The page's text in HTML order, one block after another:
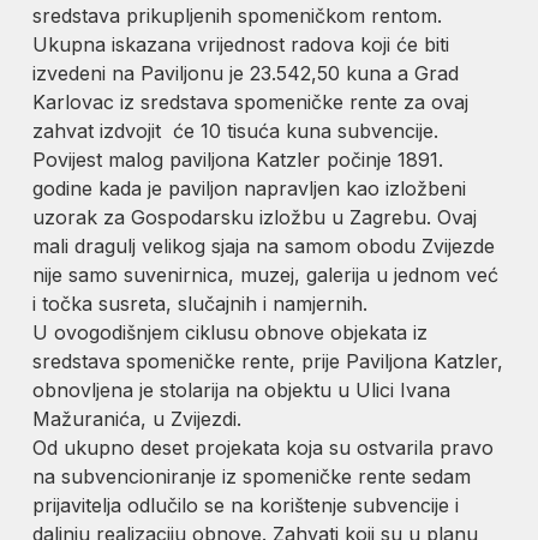
sredstava prikupljenih spomeničkom rentom.
Ukupna iskazana vrijednost radova koji će biti
izvedeni na Paviljonu je 23.542,50 kuna a Grad
Karlovac iz sredstava spomeničke rente za ovaj
zahvat izdvojit će 10 tisuća kuna subvencije.
Povijest malog paviljona Katzler počinje 1891.
godine kada je paviljon napravljen kao izložbeni
uzorak za Gospodarsku izložbu u Zagrebu. Ovaj
mali dragulj velikog sjaja na samom obodu Zvijezde
nije samo suvenirnica, muzej, galerija u jednom već
i točka susreta, slučajnih i namjernih.
U ovogodišnjem ciklusu obnove objekata iz
sredstava spomeničke rente, prije Paviljona Katzler,
obnovljena je stolarija na objektu u Ulici Ivana
Mažuranića, u Zvijezdi.
Od ukupno deset projekata koja su ostvarila pravo
na subvencioniranje iz spomeničke rente sedam
prijavitelja odlučilo se na korištenje subvencije i
daljnju realizaciju obnove. Zahvati koji su u planu